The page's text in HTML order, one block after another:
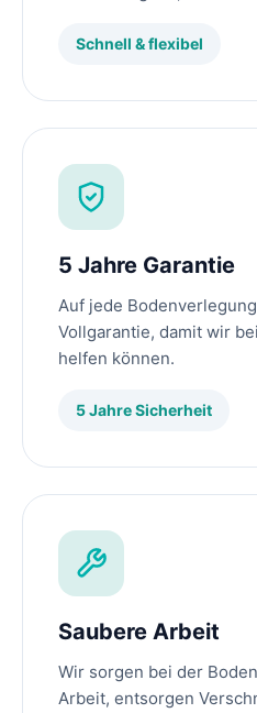
Schnell & flexibel
5 Jahre Garantie
Auf jede
Vollgarantie, damit wir
helfen können.
5 Jahre Sicherheit
Saubere Arbeit
Wir sorgen bei der
Arbeit, entsorgen